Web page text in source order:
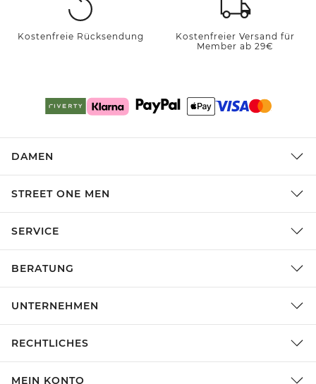
Kostenfreie Rücksendung
Kostenfreier Versand für
Member ab 29€
DAMEN
STREET ONE MEN
SERVICE
BERATUNG
UNTERNEHMEN
RECHTLICHES
MEIN KONTO